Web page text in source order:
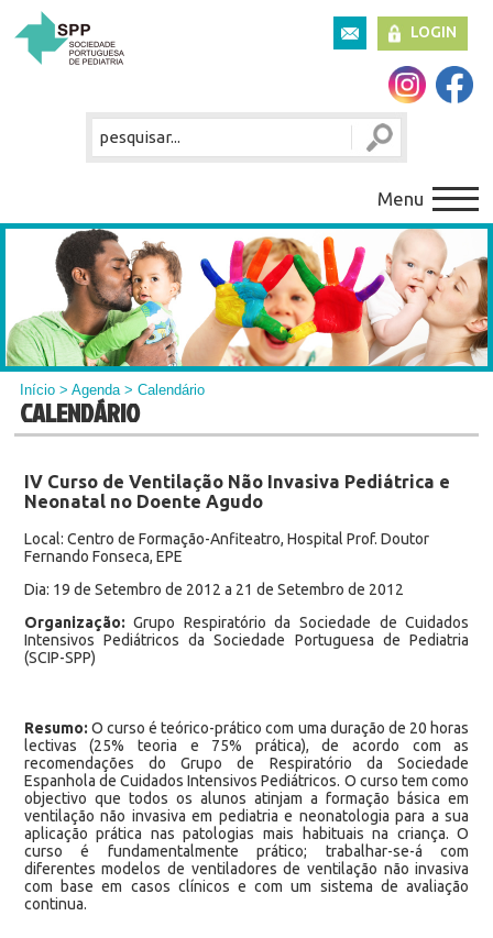
LOGIN
Menu
Início >Agenda> Calendário
CALENDÁRIO
IV Curso de Ventilação Não Invasiva Pediátrica e
Neonatal no Doente Agudo
Local: Centro de Formação-Anfiteatro, Hospital Prof. Doutor
Fernando Fonseca, EPE
Dia: 19 de Setembro de 2012 a 21 de Setembro de 2012
Organização: Grupo Respiratório da Sociedade de Cuidados
Intensivos Pediátricos da Sociedade Portuguesa de Pediatria
(SCIP-SPP)
Resumo: O curso é teórico-prático com uma duração de 20 horas
lectivas (25% teoria e 75% prática), de acordo com as
recomendações do Grupo de Respiratório da Sociedade
Espanhola de Cuidados Intensivos Pediátricos. O curso tem como
objectivo que todos os alunos atinjam a formação básica em
ventilação não invasiva em pediatria e neonatologia para a sua
aplicação prática nas patologias mais habituais na criança. O
curso é fundamentalmente prático; trabalhar-se-á com
diferentes modelos de ventiladores de ventilação não invasiva
com base em casos clínicos e com um sistema de avaliação
continua.